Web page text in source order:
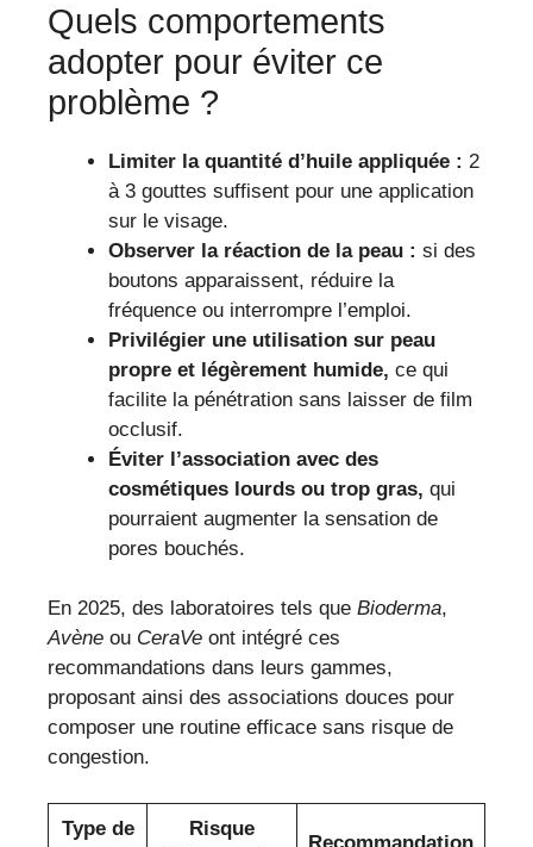
Quels comportements
adopter pour éviter ce
problème ?
Limiter la quantité d’huile appliquée : 2
à 3 gouttes suffisent pour une application
sur le visage.
Observer la réaction de la peau : si des
boutons apparaissent, réduire la
fréquence ou interrompre l’emploi.
Privilégier une utilisation sur peau
propre et légèrement humide, ce qui
facilite la pénétration sans laisser de film
occlusif.
Éviter l’association avec des
cosmétiques lourds ou trop gras, qui
pourraient augmenter la sensation de
pores bouchés.
En 2025, des laboratoires tels que Bioderma,
Avène ou CeraVe ont intégré ces
recommandations dans leurs gammes,
proposant ainsi des associations douces pour
composer une routine efficace sans risque de
congestion.
Type de
Risque